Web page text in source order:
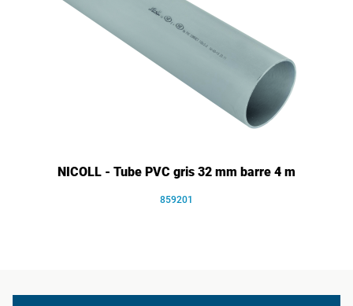
NICOLL - Tube PVC gris 32 mm barre 4 m
859201